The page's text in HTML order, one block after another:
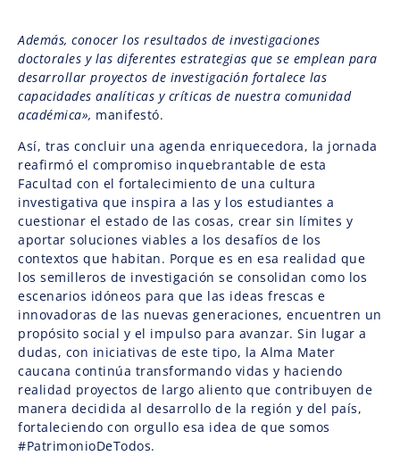
Además, conocer los resultados de investigaciones
doctorales y las diferentes estrategias que se emplean para
desarrollar proyectos de investigación fortalece las
capacidades analíticas y críticas de nuestra comunidad
académica», manifestó.
Así, tras concluir una agenda enriquecedora, la jornada
reafirmó el compromiso inquebrantable de esta
Facultad con el fortalecimiento de una cultura
investigativa que inspira a las y los estudiantes a
cuestionar el estado de las cosas, crear sin límites y
aportar soluciones viables a los desafíos de los
contextos que habitan. Porque es en esa realidad que
los semilleros de investigación se consolidan como los
escenarios idóneos para que las ideas frescas e
innovadoras de las nuevas generaciones, encuentren un
propósito social y el impulso para avanzar. Sin lugar a
dudas, con iniciativas de este tipo, la Alma Mater
caucana continúa transformando vidas y haciendo
realidad proyectos de largo aliento que contribuyen de
manera decidida al desarrollo de la región y del país,
fortaleciendo con orgullo esa idea de que somos
#PatrimonioDeTodos.